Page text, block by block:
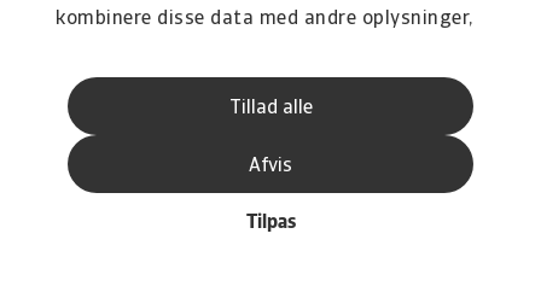
kombinere disse data med andre oplysninger,
fra din brug af deres tjenester.
Tillad alle
Tilpas
Afvis